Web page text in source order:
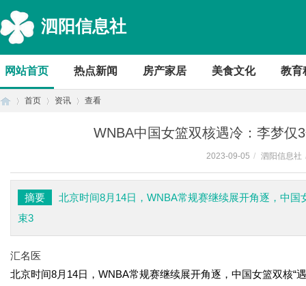
泗阳信息社
网站首页 热点新闻 房产家居 美食文化 教育
首页 资讯 查看
WNBA中国女篮双核遇冷：李梦仅
2023-09-05 / 泗阳信息社
摘要
北京时间8月14日，WNBA常规赛继续展开角逐，中国
束3
汇名医
北京时间8月14日，WNBA常规赛继续展开角逐，中国女篮双核“